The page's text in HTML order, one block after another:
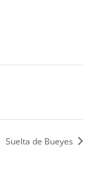
Suelta de Bueyes